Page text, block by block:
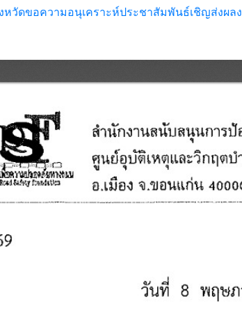
วัดขอความอนุเคราะห์ประชาสัมพันธ์เชิญส่งผล